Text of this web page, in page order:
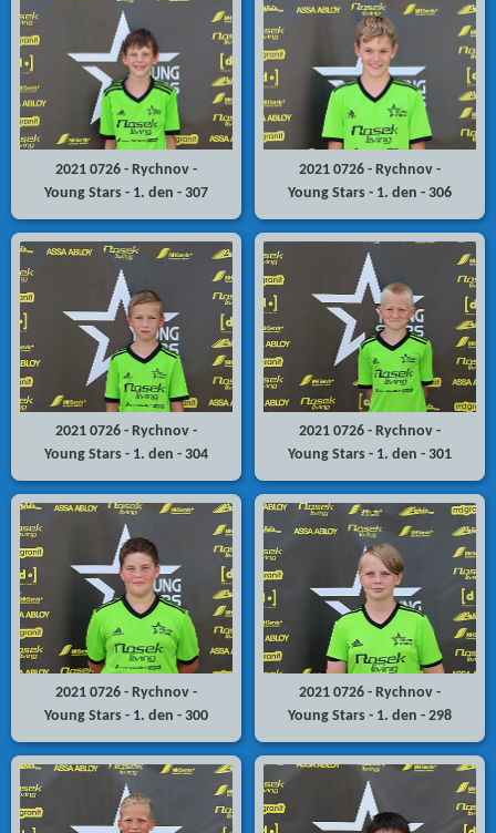
2021 0726 - Rychnov -
Young Stars - 1. den - 307
2021 0726 - Rychnov -
Young Stars - 1. den - 306
2021 0726 - Rychnov -
Young Stars - 1. den - 304
2021 0726 - Rychnov -
Young Stars - 1. den - 301
2021 0726 - Rychnov -
Young Stars - 1. den - 300
2021 0726 - Rychnov -
Young Stars - 1. den - 298